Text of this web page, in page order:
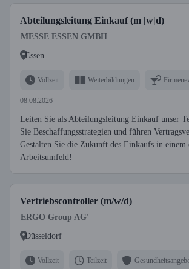
Abteilungsleitung Einkauf (m |w|d)
MESSE ESSEN GMBH
Essen
Vollzeit Weiterbildungen
08.08.2026
Leiten Sie als Abteilungsleitung Einkauf unser
Sie Beschaffungsstrategien und führen
Gestalten Sie die Zukunft des Einkaufs in einem
Arbeitsumfeld!
Vertriebscontroller (m/w/d)
ERGO Group AG'
Düsseldorf
Vollzeit Teilzeit